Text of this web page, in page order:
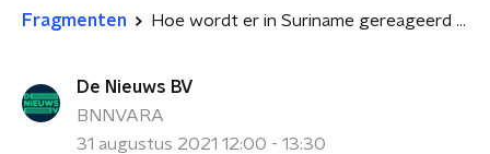
Fragmenten Hoe wordt er in Suriname gereageerd op de uitspraak tegen Desi Bouterse?
De Nieuws BV
BNNVARA
31 augustus 2021 12:00 - 13:30